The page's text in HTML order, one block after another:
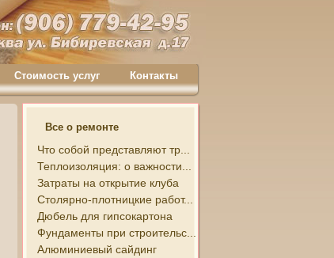
Контакты
Стоимость услуг
Все о ремонте
Что собой представляют тр...
Теплоизоляция: о важности...
Затраты на открытие клуба
Столярно-плотницкие работ...
Дюбель для гипсокартона
Фундаменты при строительс...
Алюминиевый сайдинг